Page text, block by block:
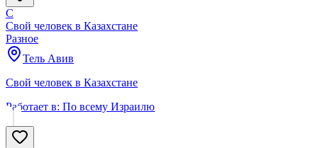
С
Свой человек в Казахстане
Разное
Тель Авив
Свой человек в Казахстане
Работает в: По всему Израилю